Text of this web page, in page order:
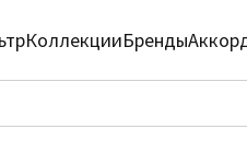
КоллекцииБренды